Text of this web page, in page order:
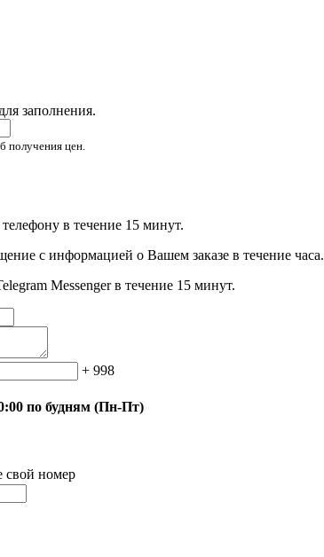
заполнения.
получения цен.
в течение 15 минут.
с информацией о Вашем заказе в течение часа.
Messenger в течение 15 минут.
+ 998
по будням (Пн-Пт)
свой номер